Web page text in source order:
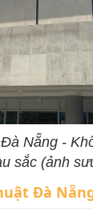
Nẵng -
sắc (ảnh
Đà